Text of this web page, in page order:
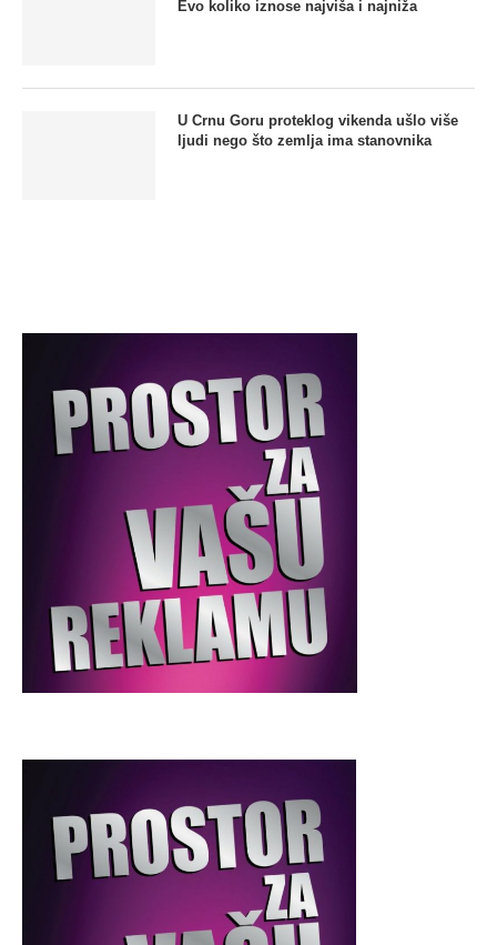
Evo koliko iznose najviša i najniža
U Crnu Goru proteklog vikenda ušlo više
ljudi nego što zemlja ima stanovnika